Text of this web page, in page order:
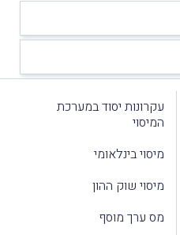
עקרונות יסוד במערכת
המיסוי
מיסוי בינלאומי
מיסוי שוק ההון
מס ערך מוסף